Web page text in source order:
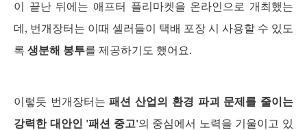
이 끝난 뒤에는 애프터 플리마켓을 온라인으로 개최했는
데, 번개장터는 이때 셀러들이 택배 포장 시 사용할 수 있도
록 생분해 봉투를 제공하기도 했어요.
이렇듯 번개장터는 패션 산업의 환경 파괴 문제를 줄이는
강력한 대안인 '패션 중고'의 중심에서 노력을 기울이고 있